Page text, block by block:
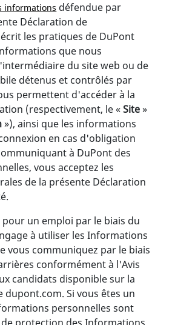
informations défendue par
Déclaration de
les pratiques de DuPont
que nous
du site web ou de
détenus et contrôlés par
permettent d'accéder à la
(respectivement, le «Site»
»), ainsi que les informations
en cas d'obligation
à DuPont des
vous acceptez les
de la présente Déclaration
pour un emploi par le biais du
à utiliser les Informations
vous communiquez par le biais
conformément à l'Avis
candidats disponible sur la
dupont.com. Si vous êtes un
personnelles sont